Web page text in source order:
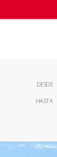
DESDE
HASTA